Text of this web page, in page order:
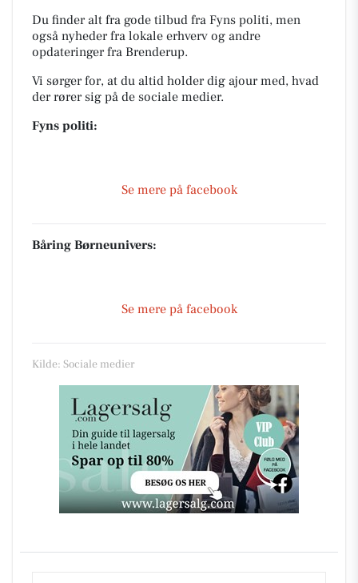
Du finder alt fra gode tilbud fra Fyns politi, men
også nyheder fra lokale erhverv og andre
opdateringer fra Brenderup.
Vi sørger for, at du altid holder dig ajour med, hvad
der rører sig på de sociale medier.
Fyns politi:
Se mere på facebook
Båring Børneunivers:
Se mere på facebook
Kilde: Sociale medier